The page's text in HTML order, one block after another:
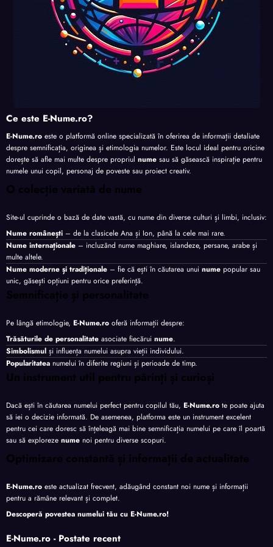
Ce este E-Nume.ro?
E-Nume.ro este o platformă online specializată în oferirea de informații detaliate
despre semnificația, originea și etimologia numelor. Este locul ideal pentru oricine
dorește să afle mai multe despre propriul nume sau să găsească inspirație pentru
numele unui copil, personaj de poveste sau proiect creativ.
O colecție variată de nume
Site-ul cuprinde o bază de date vastă, cu nume din diverse culturi și limbi, inclusiv:
Nume românești – de la clasicele Ana și Ion, până la cele mai rare.
Nume internaționale – incluzând nume maghiare, islandeze, persane, arabe și
multe altele.
Nume moderne și tradiționale – fie că ești în căutarea unui nume popular sau
unic, găsești opțiuni pentru orice preferință.
Semnificație și personalitate
Pe lângă etimologie, E-Nume.ro oferă informații despre:
Trăsăturile de personalitate asociate fiecărui nume.
Simbolismul și influența numelui asupra vieții individului.
Popularitatea numelui în diferite regiuni și perioade de timp.
Un instrument util pentru părinți și curioși
Dacă ești în căutarea numelui perfect pentru copilul tău, E-Nume.ro te poate ajuta
să iei o decizie informată. De asemenea, platforma este un instrument excelent
pentru cei care doresc să înțeleagă mai bine semnificația numelui pe care îl poartă
sau să exploreze nume noi pentru diverse scopuri.
Optimizare constantă și informații de actualitate
E-Nume.ro este actualizat frecvent, adăugând constant noi nume și informații
pentru a rămâne relevant și complet.
Descoperă povestea numelui tău cu E-Nume.ro!
E-Nume.ro - Postate recent